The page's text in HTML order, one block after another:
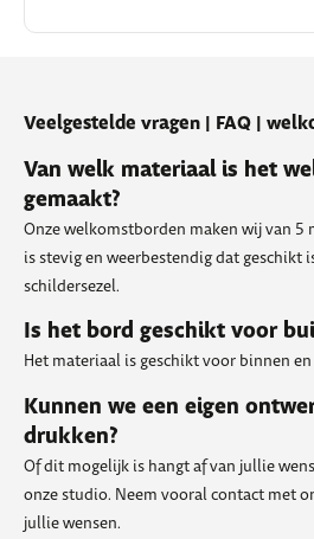
Veelgestelde vragen | FAQ |
Van welk materiaal is het
gemaakt?
Onze welkomstborden maken wij van 5
is stevig en weerbestendig dat geschikt
schildersezel.
Is het bord geschikt voor
Het materiaal is geschikt voor binnen
Kunnen we een eigen
drukken?
Of dit mogelijk is hangt af van jullie
onze studio. Neem vooral contact met
jullie wensen.